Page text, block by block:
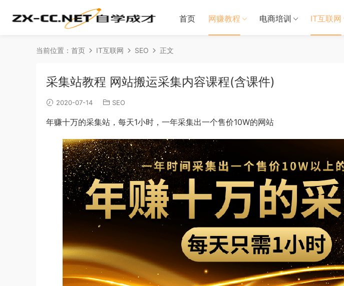
首页 网赚教程 电商培训 IT互联网
当前位置： 首页 IT互联网 SEO 正文
采集站教程 网站搬运采集内容课程(含课件)
2020-07-14 SEO
年赚十万的采集站，每天1小时，一年采集出一个售价10W的网站